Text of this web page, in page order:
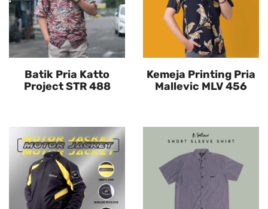
Batik Pria Katto
Project STR 488
Kemeja Printing Pria
Mallevic MLV 456